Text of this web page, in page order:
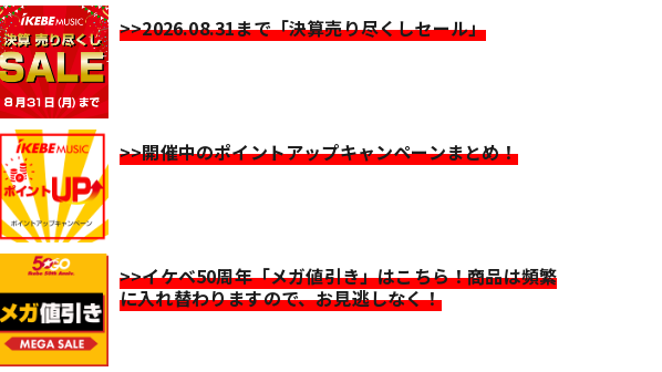
>>2026.08.31まで「決算売り尽くしセール」
>>開催中のポイントアップキャンペーンまとめ！
>>イケベ50周年「メガ値引き」はこちら！商品は頻繁
に入れ替わりますので、お見逃しなく！